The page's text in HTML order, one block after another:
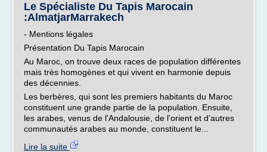
Le Spécialiste Du Tapis Marocain
:AlmatjarMarrakech
- Mentions légales
Présentation Du Tapis Marocain
Au Maroc, on trouve deux races de population différentes
mais très homogènes et qui vivent en harmonie depuis
des décennies.
Les berbères, qui sont les premiers habitants du Maroc
constituent une grande partie de la population. Ensuite,
les arabes, venus de l'Andalousie, de l'orient et d'autres
communautés arabes au monde, constituent le...
Lire la suite